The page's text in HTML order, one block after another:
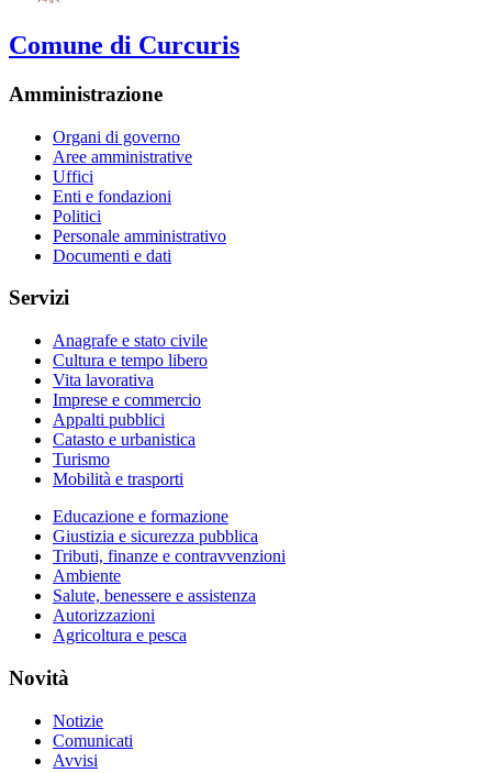
Comune di Curcuris
Amministrazione
Organi di governo
Aree amministrative
Uffici
Enti e fondazioni
Politici
Personale amministrativo
Documenti e dati
Servizi
Anagrafe e stato civile
Cultura e tempo libero
Vita lavorativa
Imprese e commercio
Appalti pubblici
Catasto e urbanistica
Turismo
Mobilità e trasporti
Educazione e formazione
Giustizia e sicurezza pubblica
Tributi, finanze e contravvenzioni
Ambiente
Salute, benessere e assistenza
Autorizzazioni
Agricoltura e pesca
Novità
Notizie
Comunicati
Avvisi